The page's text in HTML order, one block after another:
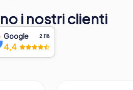
i nostri clienti
Google 2.118
4,4